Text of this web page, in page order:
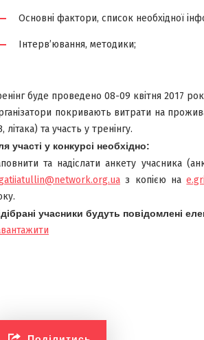
Основні фактори, список необхідної
Інтерв’ювання, методики;
буде проведено 08-09 квітня 2017
покривають витрати на
літака) та участь у тренінгу.
участі у конкурсі необхідно:
та надіслати анкету учасника
з копією на
учасники будуть повідомлені